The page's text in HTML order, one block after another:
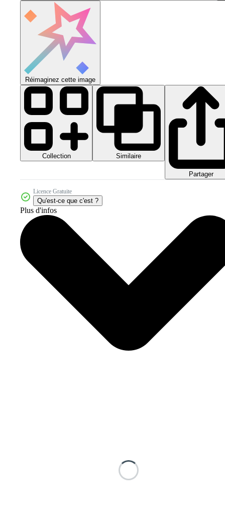
Réimaginez cette image
Collection Similaire
Partager
Licence Gratuite
Qu'est-ce que c'est ?
Plus d'infos